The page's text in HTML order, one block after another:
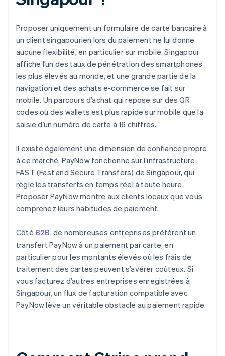
Proposer uniquement un formulaire de carte bancaire à
un client singapourien lors du paiement ne lui donne
aucune flexibilité, en particulier sur mobile. Singapour
affiche l’un des taux de pénétration des smartphones
les plus élevés au monde, et une grande partie de la
navigation et des achats e-commerce se fait sur
mobile. Un parcours d’achat qui repose sur des QR
codes ou des wallets est plus rapide sur mobile que la
saisie d’un numéro de carte à 16 chiffres.
Il existe également une dimension de confiance propre
à ce marché. PayNow fonctionne sur l’infrastructure
FAST (Fast and Secure Transfers) de Singapour, qui
règle les transferts en temps réel à toute heure.
Proposer PayNow montre aux clients locaux que vous
comprenez leurs habitudes de paiement.
Côté B2B, de nombreuses entreprises préfèrent un
transfert PayNow à un paiement par carte, en
particulier pour les montants élevés où les frais de
traitement des cartes peuvent s’avérer coûteux. Si
vous facturez d’autres entreprises enregistrées à
Singapour, un flux de facturation compatible avec
PayNow lève un véritable obstacle au paiement rapide.